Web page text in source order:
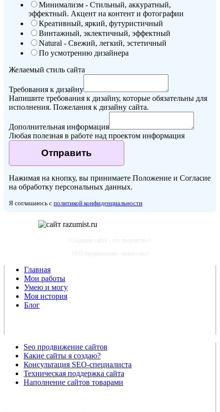
Минимализм - Стильный, аккуратный,
эффектный. Акцент на контент и фотографии
Креативный, яркий, футуристичный
Винтажный, эклектичный, эффектный
Natural - Свежий, легкий, эстетичный
По усмотрению дизайнера
Желаемый стиль сайта
Требования к дизайну
Напишите требования к дизайну, которые обязательны для
исполнения. Пожелания к дизайну сайта.
Дополнительная информация
Любая полезная в работе над проектом информация
Отправить
Нажимая на кнопку, вы принимаете Положение и Согласие
на обработку персональных данных.
Я соглашаюсь с политикой конфиденциальности
Создание сайта - это творчество!
SEO-продвижение - искусство!
Главная
Мои работы
Умею и могу
Моя история
Блог
Seo продвижение сайтов
Какие сайты я создаю?
Консультация SEO-специалиста
Техническая поддержка сайта
Наполнение сайтов товарами